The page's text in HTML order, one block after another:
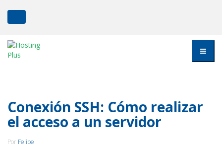
Conexión SSH: Cómo realizar
el acceso a un servidor
Por Felipe